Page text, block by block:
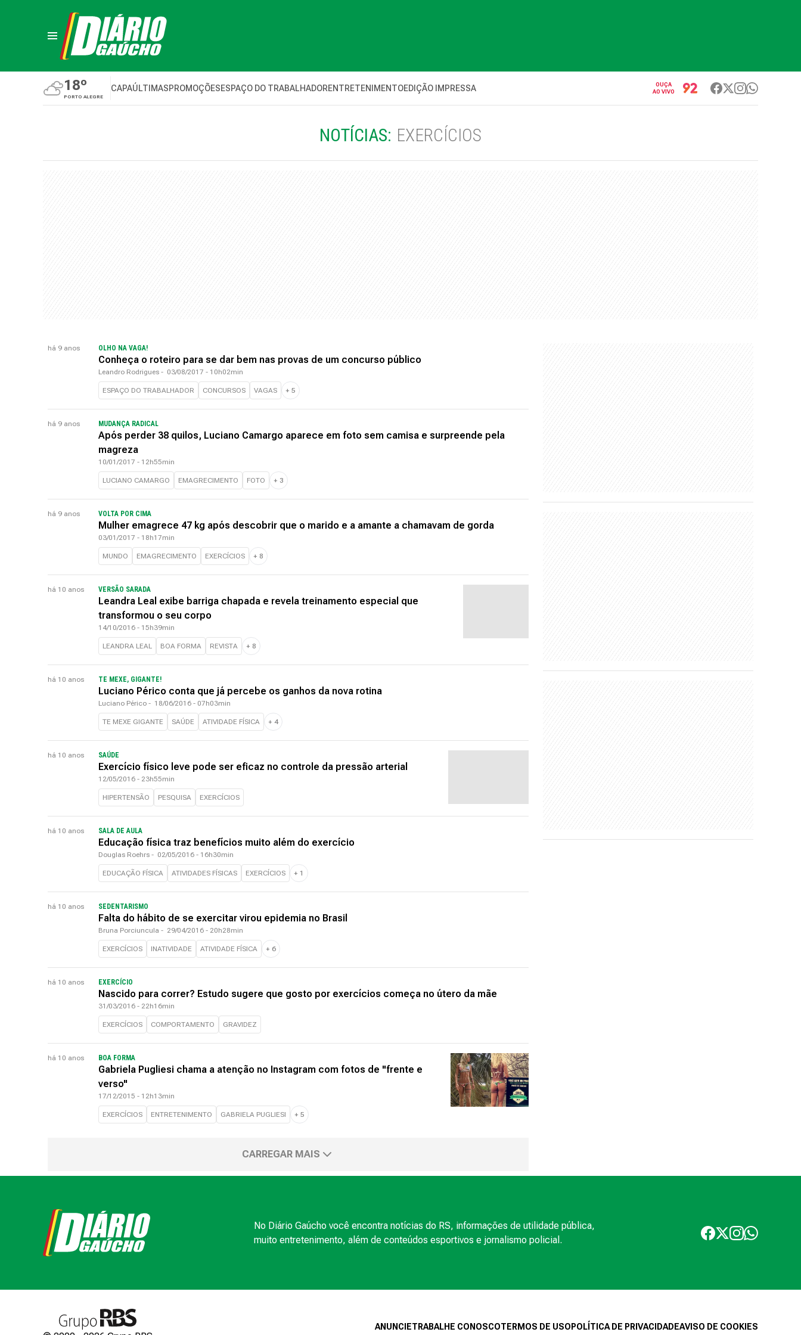
18º
PORTO ALEGRE
CAPAÚLTIMASPROMOÇÕESESPAÇO DO TRABALHADORENTRETENIMENTOEDIÇÃO IMPRESSA
OUÇA
AO VIVO
NOTÍCIAS: EXERCÍCIOS
há 9 anos OLHO NA VAGA!
Conheça o roteiro para se dar bem nas provas de um concurso público
Leandro Rodrigues - 03/08/2017 - 10h02min
ESPAÇO DO TRABALHADOR CONCURSOS VAGAS + 5
há 9 anos MUDANÇA RADICAL
Após perder 38 quilos, Luciano Camargo aparece em foto sem camisa e surpreende pela
magreza
10/01/2017 - 12h55min
LUCIANO CAMARGO EMAGRECIMENTO FOTO + 3
há 9 anos VOLTA POR CIMA
Mulher emagrece 47 kg após descobrir que o marido e a amante a chamavam de gorda
03/01/2017 - 18h17min
MUNDO EMAGRECIMENTO EXERCÍCIOS + 8
há 10 anos VERSÃO SARADA
Leandra Leal exibe barriga chapada e revela treinamento especial que
transformou o seu corpo
14/10/2016 - 15h39min
LEANDRA LEAL BOA FORMA REVISTA + 8
há 10 anos TE MEXE, GIGANTE!
Luciano Périco conta que já percebe os ganhos da nova rotina
Luciano Périco - 18/06/2016 - 07h03min
TE MEXE GIGANTE SAÚDE ATIVIDADE FÍSICA + 4
há 10 anos SAÚDE
Exercício físico leve pode ser eficaz no controle da pressão arterial
12/05/2016 - 23h55min
HIPERTENSÃO PESQUISA EXERCÍCIOS
há 10 anos SALA DE AULA
Educação física traz benefícios muito além do exercício
Douglas Roehrs - 02/05/2016 - 16h30min
EDUCAÇÃO FÍSICA ATIVIDADES FÍSICAS EXERCÍCIOS + 1
há 10 anos SEDENTARISMO
Falta do hábito de se exercitar virou epidemia no Brasil
Bruna Porciuncula - 29/04/2016 - 20h28min
EXERCÍCIOS INATIVIDADE ATIVIDADE FÍSICA + 6
há 10 anos EXERCÍCIO
Nascido para correr? Estudo sugere que gosto por exercícios começa no útero da mãe
31/03/2016 - 22h16min
EXERCÍCIOS COMPORTAMENTO GRAVIDEZ
há 10 anos BOA FORMA
Gabriela Pugliesi chama a atenção no Instagram com fotos de "frente e
verso"
17/12/2015 - 12h13min
EXERCÍCIOS ENTRETENIMENTO GABRIELA PUGLIESI + 5
CARREGAR MAIS
No Diário Gaúcho você encontra notícias do RS, informações de utilidade pública,
muito entretenimento, além de conteúdos esportivos e jornalismo policial.
ANUNCIETRABALHE CONOSCOTERMOS DE USO POLÍTICA DE PRIVACIDADEAVISO DE COOKIES